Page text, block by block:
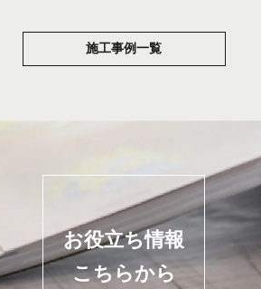
施工事例一覧
お役立ち情報
こちらから